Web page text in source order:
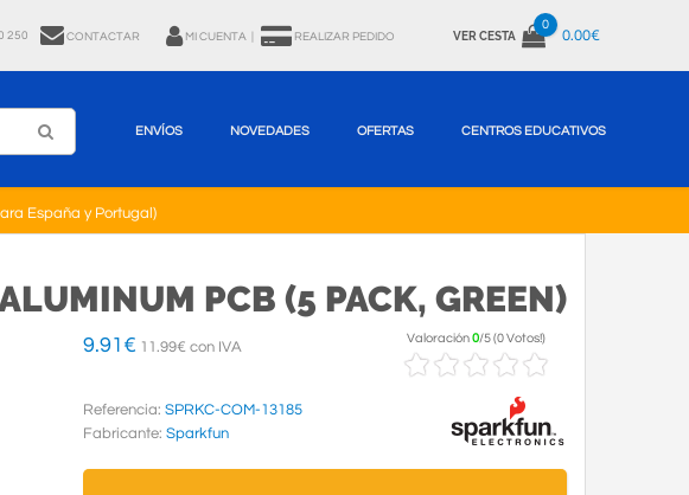
250 CONTACTAR MI CUENTA REALIZAR PEDIDO VER CESTA
0
0.00€
ENVÍOS NOVEDADES OFERTAS CENTROS EDUCATIVOS
España y Portugal)
PCB (5 PACK, GREEN)
9.91 € 11.99€ con IVA
Valoración0/5(0 Votos!)
Referencia: SPRKC-COM-13185
Fabricante: Sparkfun